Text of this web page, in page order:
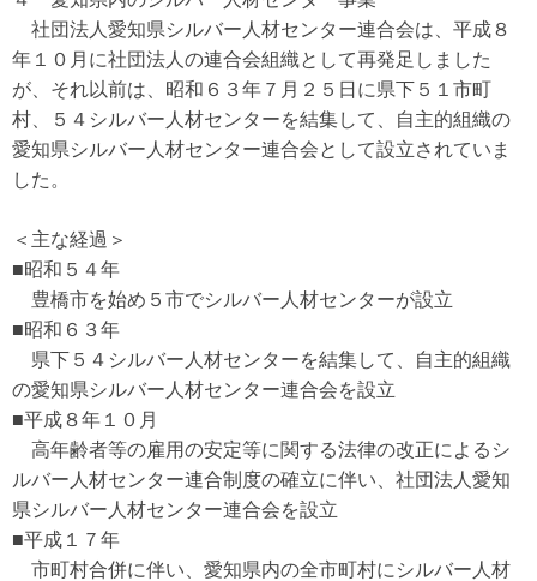
社団法人愛知県シルバー人材センター連合会は、平成８
年１０月に社団法人の連合会組織として再発足しました
が、それ以前は、昭和６３年７月２５日に県下５１市町
村、５４シルバー人材センターを結集して、自主的組織の
愛知県シルバー人材センター連合会として設立されていま
した。
＜主な経過＞
■昭和５４年
豊橋市を始め５市でシルバー人材センターが設立
■昭和６３年
県下５４シルバー人材センターを結集して、自主的組織
の愛知県シルバー人材センター連合会を設立
■平成８年１０月
高年齢者等の雇用の安定等に関する法律の改正によるシ
ルバー人材センター連合制度の確立に伴い、社団法人愛知
県シルバー人材センター連合会を設立
■平成１７年
市町村合併に伴い、愛知県内の全市町村にシルバー人材